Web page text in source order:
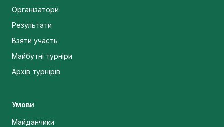
Організатори
Результати
Взяти участь
Майбутні турніри
Архів турнірів
Умови
Майданчики